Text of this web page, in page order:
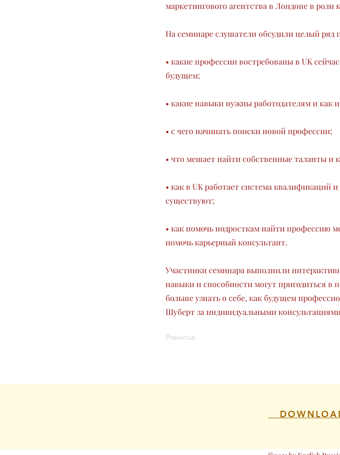
маркетингового агентства в Лондоне в роли
На семинаре слушатели обсудили целый ряд
• какие профессии востребованы в UK
будущем;
• какие навыки нужны работодателям и как
• с чего начинать поиски новой профессии;
• что мешает найти собственные таланты и
• как в UK работает система квалификаций
существуют;
• как помочь подросткам найти профессию
помочь карьерный консультант.
Участники семинара выполнили
навыки и способности могут пригодиться в
больше узнать о себе, как будущем
Шуберт за индивидуальными
Previous